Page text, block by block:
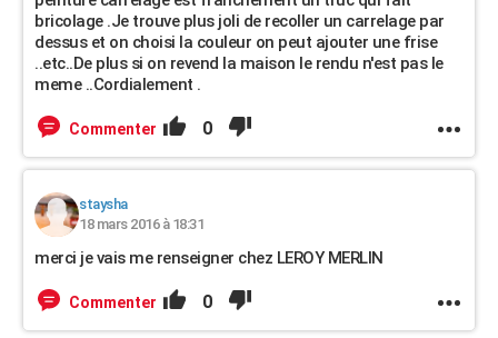
bricolage .Je trouve plus joli de recoller un carrelage par
dessus et on choisi la couleur on peut ajouter une frise
..etc..De plus si on revend la maison le rendu n'est pas le
meme ..Cordialement .
Commenter 0
staysha
18 mars 2016 à 18:31
merci je vais me renseigner chez LEROY MERLIN
Commenter 0